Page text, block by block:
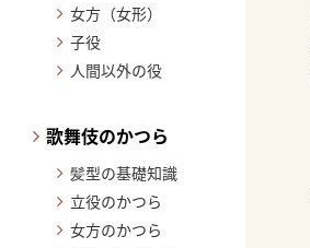
女方（女形）
子役
人間以外の役
歌舞伎のかつら
髪型の基礎知識
立役のかつら
女方のかつら